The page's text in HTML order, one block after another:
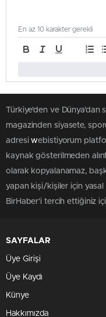
En az 10 karakter gerekli
Türkiye'den ve Dünya’dan
magazinden siyasete,
adresiwebistiyorum
kaynak gösterilmeden
olarak kopyalanamaz,
yapan kişi/kişiler için yasal
BirHaber'i tercih ettiğiniz
SAYFALAR
Üye Girişi
Üye Kaydı
Künye
Hakkımızda